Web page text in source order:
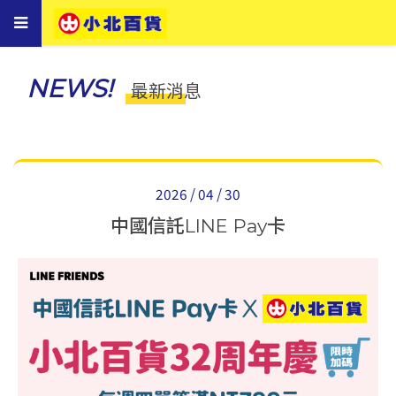
Toggle
navigation
NEWS! 最新消息
2026 / 04 / 30
中國信託LINE Pay卡